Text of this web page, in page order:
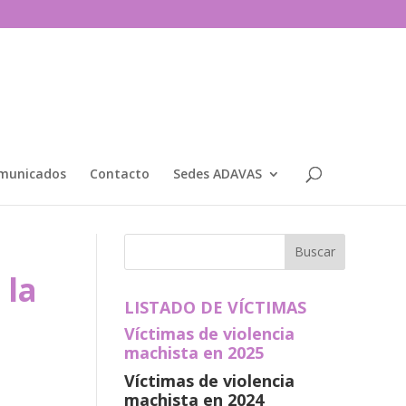
Contacto Sedes ADAVAS
LISTADO DE VÍCTIMAS
Víctimas de violencia
machista en 2025
Víctimas de violencia
machista en 2024